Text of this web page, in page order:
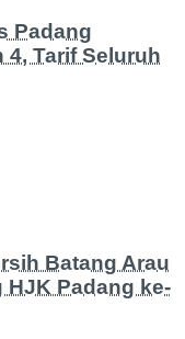
Padang
Tarif Seluruh
Batang Arau
HJK Padang ke-